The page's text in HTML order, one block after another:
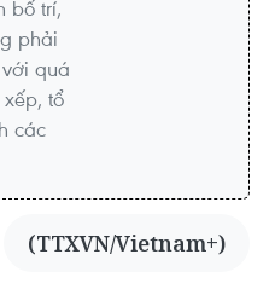
bố trí,
phải
quá
tổ
các
(TTXVN/Vietnam+)